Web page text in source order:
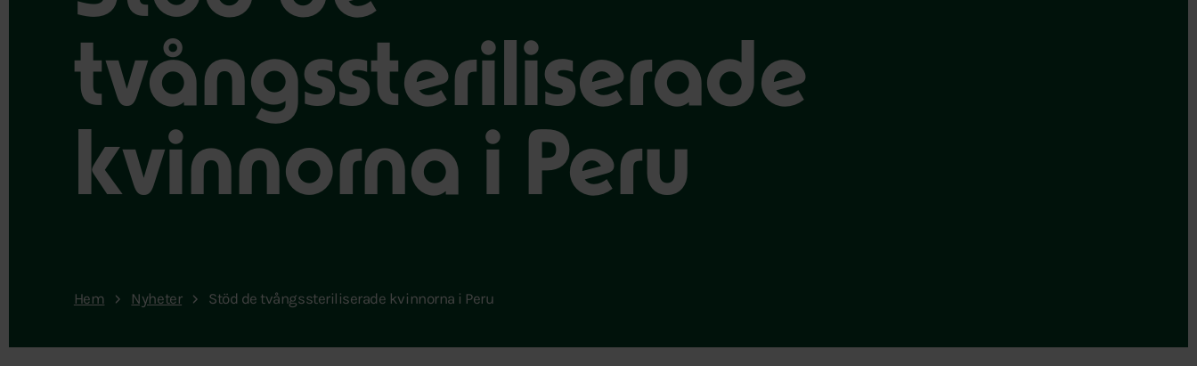
tvångssteriliserade
kvinnorna i Peru
Hem Nyheter Stöd de tvångssteriliserade kvinnorna i Peru